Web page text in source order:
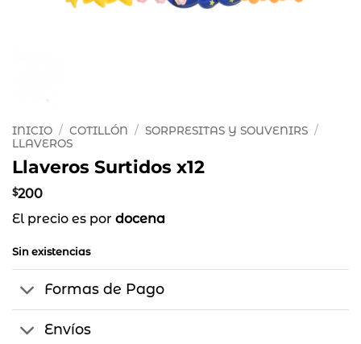
INICIO / COTILLÓN / SORPRESITAS Y SOUVENIRS /
LLAVEROS
Llaveros Surtidos x12
$200
El precio es por docena
Sin existencias
Formas de Pago
Envíos